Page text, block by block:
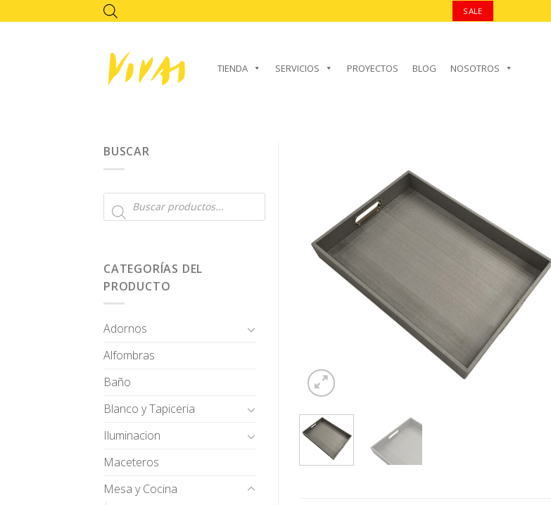
to
SALE
TIENDA SERVICIOS PROYECTOS BLOG NOSOTROS
BUSCAR
Búsqueda
de
CATEGORÍAS DEL
PRODUCTO
Adornos
Alfombras
Baño
Blanco y Tapiceria
Iluminacion
Maceteros
Mesa y Cocina
AÑADIR A
FAVORITOS